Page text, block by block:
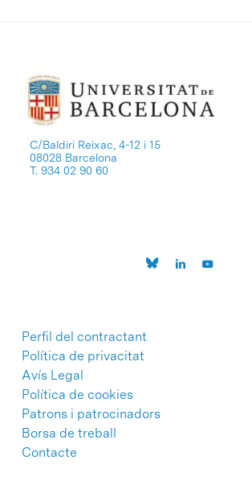
C/Baldiri Reixac, 4-12 i 15
08028 Barcelona
T. 934 02 90 60
Perfil del contractant
Política de privacitat
Avís Legal
Política de cookies
Patrons i patrocinadors
Borsa de treball
Contacte